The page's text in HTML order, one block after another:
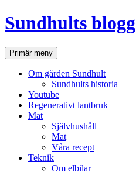
Hoppa
till
Sundhults blogg
SökPrimär meny
Om gården Sundhult
Sundhults historia
Youtube
Regenerativt lantbruk
Mat
Självhushåll
Mat
Våra recept
Teknik
Om elbilar